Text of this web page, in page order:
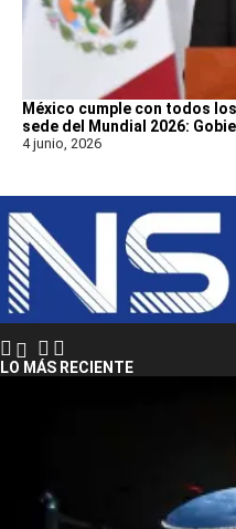
México cumple con todos
sede del Mundial 2026:
4 junio, 2026
LO MÁS RECIENTE